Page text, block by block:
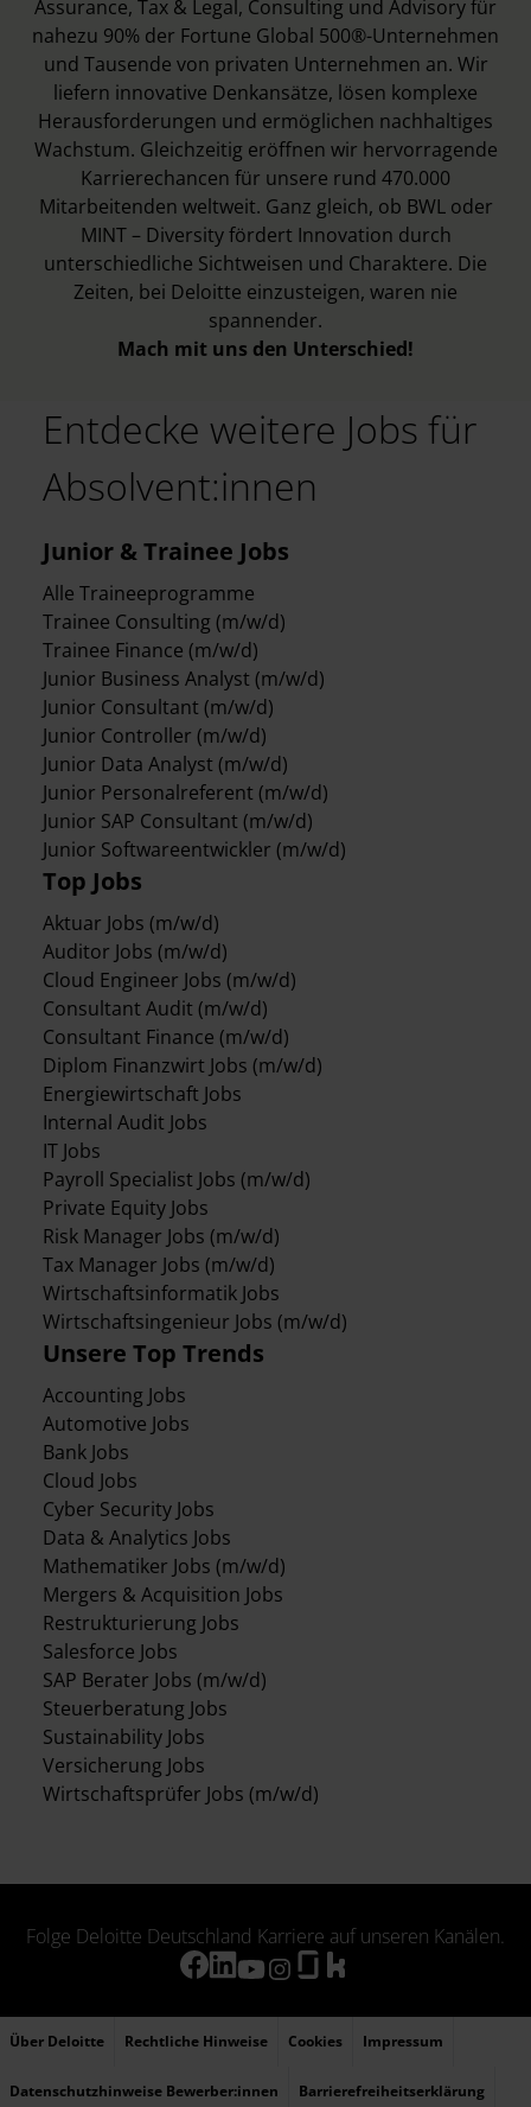
Assurance, Tax & Legal, Consulting und Advisory für
nahezu 90% der Fortune Global 500®-Unternehmen
und Tausende von privaten Unternehmen an. Wir
liefern innovative Denkansätze, lösen komplexe
Herausforderungen und ermöglichen nachhaltiges
Wachstum. Gleichzeitig eröffnen wir hervorragende
Karrierechancen für unsere rund 470.000
Mitarbeitenden weltweit. Ganz gleich, ob BWL oder
MINT – Diversity fördert Innovation durch
unterschiedliche Sichtweisen und Charaktere. Die
Zeiten, bei Deloitte einzusteigen, waren nie
spannender.
Mach mit uns den Unterschied!
Entdecke weitere Jobs für
Absolvent:innen
Top Jobs
Aktuar Jobs (m/w/d)
Auditor Jobs (m/w/d)
Cloud Engineer Jobs (m/w/d)
Consultant Audit (m/w/d)
Consultant Finance (m/w/d)
Diplom Finanzwirt Jobs (m/w/d)
Energiewirtschaft Jobs
Internal Audit Jobs
IT Jobs
Payroll Specialist Jobs (m/w/d)
Private Equity Jobs
Risk Manager Jobs (m/w/d)
Tax Manager Jobs (m/w/d)
Wirtschaftsinformatik Jobs
Wirtschaftsingenieur Jobs (m/w/d)
Junior & Trainee Jobs
Alle Traineeprogramme
Trainee Consulting (m/w/d)
Trainee Finance (m/w/d)
Junior Business Analyst (m/w/d)
Junior Consultant (m/w/d)
Junior Controller (m/w/d)
Junior Data Analyst (m/w/d)
Junior Personalreferent (m/w/d)
Junior SAP Consultant (m/w/d)
Junior Softwareentwickler (m/w/d)
Unsere Top Trends
Accounting Jobs
Automotive Jobs
Bank Jobs
Cloud Jobs
Cyber Security Jobs
Data & Analytics Jobs
Mathematiker Jobs (m/w/d)
Mergers & Acquisition Jobs
Restrukturierung Jobs
Salesforce Jobs
SAP Berater Jobs (m/w/d)
Steuerberatung Jobs
Sustainability Jobs
Versicherung Jobs
Wirtschaftsprüfer Jobs (m/w/d)
Folge Deloitte Deutschland Karriere auf unseren Kanälen.
Über Deloitte Rechtliche Hinweise Cookies Impressum
Datenschutzhinweise Bewerber:innen Barrierefreiheitserklärung